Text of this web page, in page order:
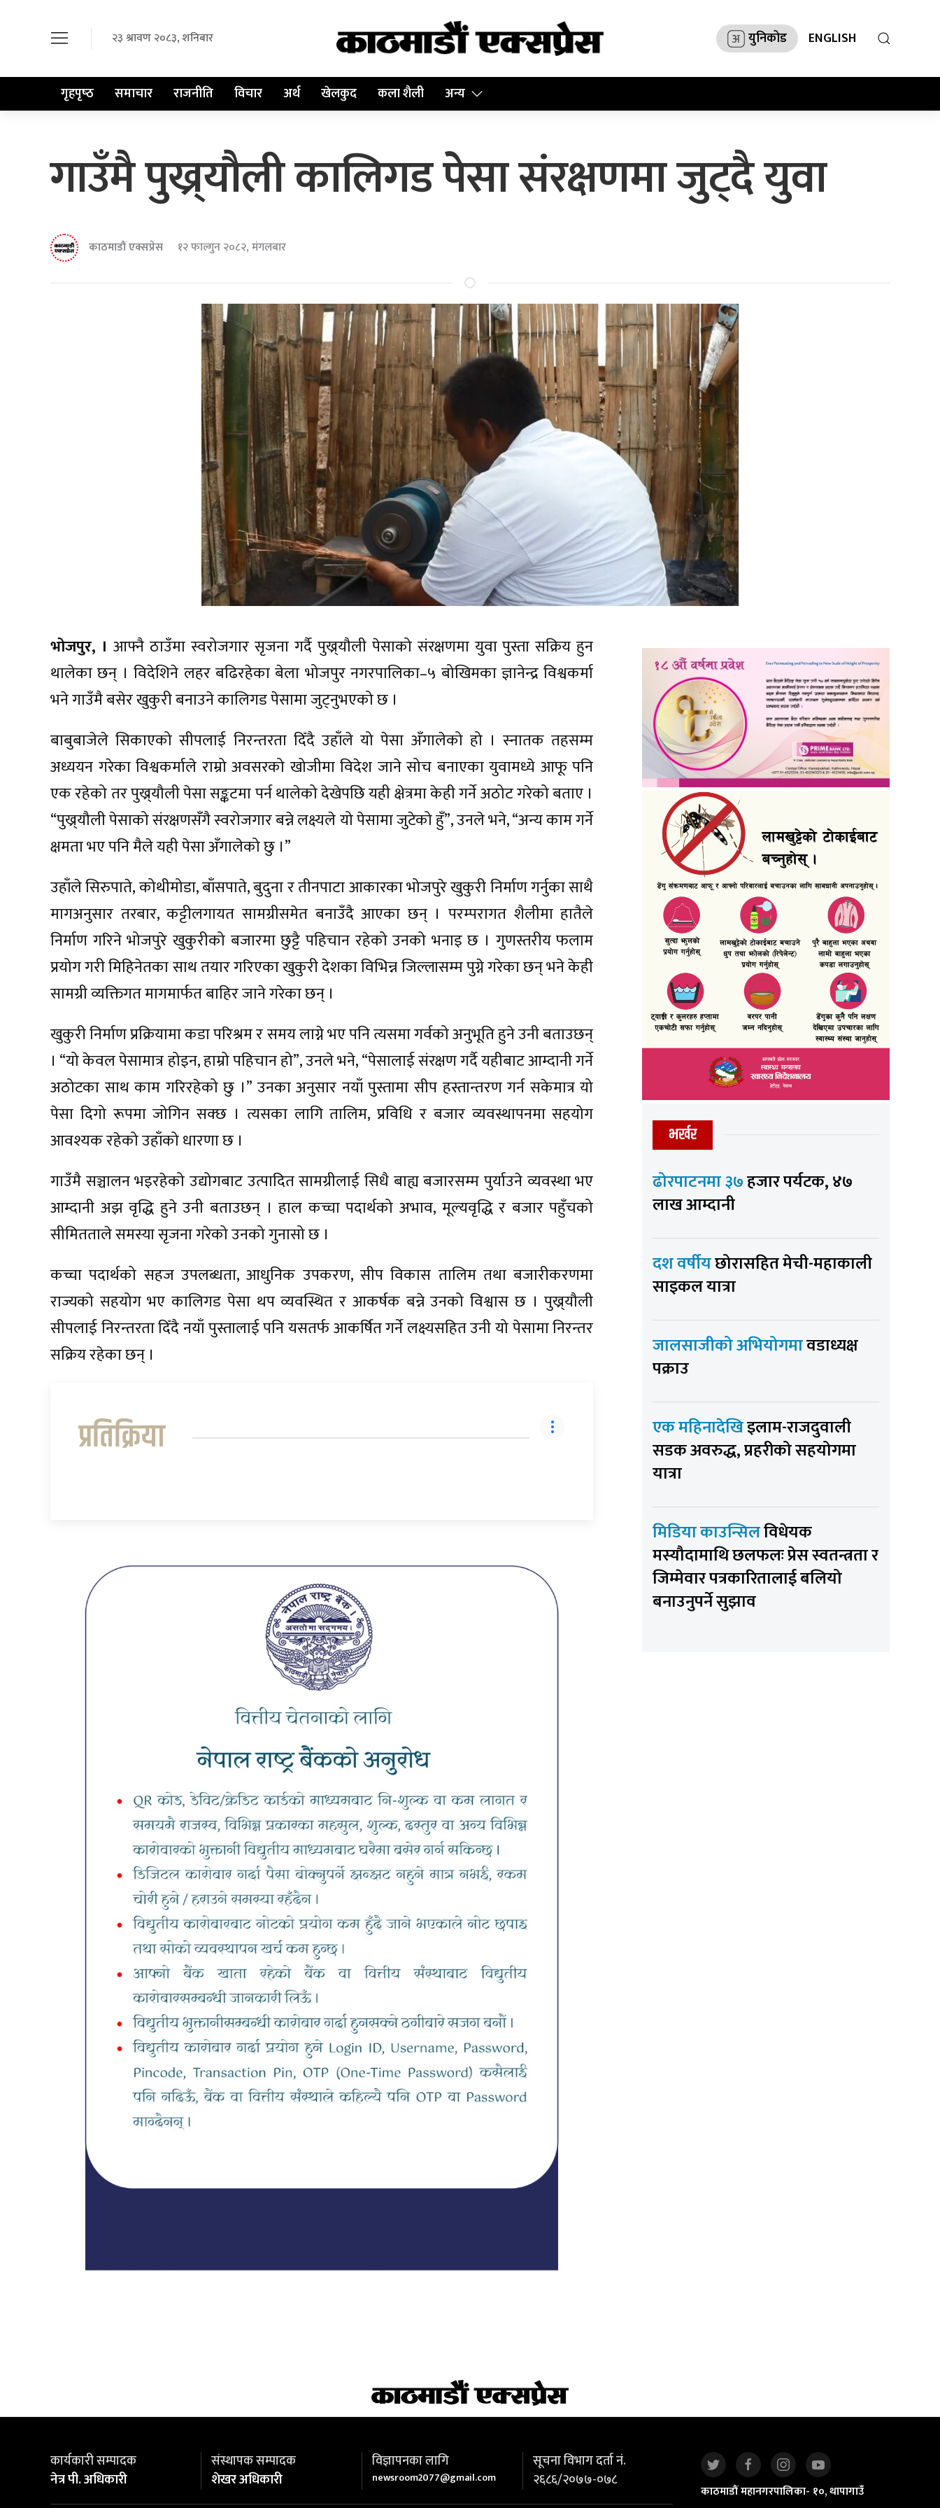
२३ श्रावण २०८३, शनिबार युनिकोड ENGLISH
गृहपृष्‍ठ समाचार राजनीति विचार अर्थ खेलकुद कला शैली अन्य
गाउँमै पुख्र्यौली कालिगड पेसा संरक्षणमा जुट्दै युवा
काठमाडौं एक्सप्रेस १२ फाल्गुन २०८२, मंगलबार
भोजपुर, । आफ्नै ठाउँमा स्वरोजगार सृजना गर्दै पुख्र्यौली पेसाको संरक्षणमा युवा पुस्ता सक्रिय हुन
थालेका छन् । विदेशिने लहर बढिरहेका बेला भोजपुर नगरपालिका–५ बोखिमका ज्ञानेन्द्र विश्वकर्मा
भने गाउँमै बसेर खुकुरी बनाउने कालिगड पेसामा जुट्नुभएको छ ।
बाबुबाजेले सिकाएको सीपलाई निरन्तरता दिँदै उहाँले यो पेसा अँगालेको हो । स्नातक तहसम्म
अध्ययन गरेका विश्वकर्माले राम्रो अवसरको खोजीमा विदेश जाने सोच बनाएका युवामध्ये आफू पनि
एक रहेको तर पुख्र्यौली पेसा सङ्कटमा पर्न थालेको देखेपछि यही क्षेत्रमा केही गर्ने अठोट गरेको बताए ।
“पुख्र्यौली पेसाको संरक्षणसँगै स्वरोजगार बन्ने लक्ष्यले यो पेसामा जुटेको हुँ”, उनले भने, “अन्य काम गर्ने
क्षमता भए पनि मैले यही पेसा अँगालेको छु ।”
उहाँले सिरुपाते, कोथीमोडा, बाँसपाते, बुदुना र तीनपाटा आकारका भोजपुरे खुकुरी निर्माण गर्नुका साथै
मागअनुसार तरबार, कट्टीलगायत सामग्रीसमेत बनाउँदै आएका छन् । परम्परागत शैलीमा हातैले
निर्माण गरिने भोजपुरे खुकुरीको बजारमा छुट्टै पहिचान रहेको उनको भनाइ छ । गुणस्तरीय फलाम
प्रयोग गरी मिहिनेतका साथ तयार गरिएका खुकुरी देशका विभिन्न जिल्लासम्म पुग्ने गरेका छन् भने केही
सामग्री व्यक्तिगत मागमार्फत बाहिर जाने गरेका छन् ।
खुकुरी निर्माण प्रक्रियामा कडा परिश्रम र समय लाग्ने भए पनि त्यसमा गर्वको अनुभूति हुने उनी बताउछन्
। “यो केवल पेसामात्र होइन, हाम्रो पहिचान हो”, उनले भने, “पेसालाई संरक्षण गर्दै यहीबाट आम्दानी गर्ने
अठोटका साथ काम गरिरहेको छु ।” उनका अनुसार नयाँ पुस्तामा सीप हस्तान्तरण गर्न सकेमात्र यो
पेसा दिगो रूपमा जोगिन सक्छ । त्यसका लागि तालिम, प्रविधि र बजार व्यवस्थापनमा सहयोग
आवश्यक रहेको उहाँको धारणा छ ।
गाउँमै सञ्चालन भइरहेको उद्योगबाट उत्पादित सामग्रीलाई सिधै बाह्य बजारसम्म पुर्याउने व्यवस्था भए
आम्दानी अझ वृद्धि हुने उनी बताउछन् । हाल कच्चा पदार्थको अभाव, मूल्यवृद्धि र बजार पहुँचको
सीमितताले समस्या सृजना गरेको उनको गुनासो छ ।
कच्चा पदार्थको सहज उपलब्धता, आधुनिक उपकरण, सीप विकास तालिम तथा बजारीकरणमा
राज्यको सहयोग भए कालिगड पेसा थप व्यवस्थित र आकर्षक बन्ने उनको विश्वास छ । पुख्र्यौली
सीपलाई निरन्तरता दिँदै नयाँ पुस्तालाई पनि यसतर्फ आकर्षित गर्ने लक्ष्यसहित उनी यो पेसामा निरन्तर
सक्रिय रहेका छन् ।
प्रतिक्रिया
भर्खर
ढोरपाटनमा ३७हजार पर्यटक, ४७
लाख आम्दानी
दश वर्षीयछोरासहित मेची-महाकाली
साइकल यात्रा
जालसाजीको अभियोगमावडाध्यक्ष
पक्राउ
एक महिनादेखिइलाम-राजदुवाली
सडक अवरुद्ध, प्रहरीको सहयोगमा
यात्रा
मिडिया काउन्सिलविधेयक
मस्यौदामाथि छलफलः प्रेस स्वतन्त्रता र
जिम्मेवार पत्रकारितालाई बलियो
बनाउनुपर्ने सुझाव
कार्यकारी सम्पादक
नेत्र पी. अधिकारी
संस्थापक सम्पादक
शेखर अधिकारी
विज्ञापनका लागि
newsroom2077@gmail.com
सूचना विभाग दर्ता नं.
२६८६/२०७७-०७८
काठमाडौं महानगरपालिका- १०, थापागाउँ